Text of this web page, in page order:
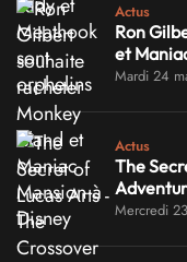
Actus
Ron
et
Mardi 24
Actus
The
Mercredi